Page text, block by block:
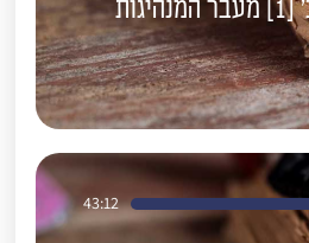
פרק ב | מלכים ב' [1] מעבר המנהיגות
43:12